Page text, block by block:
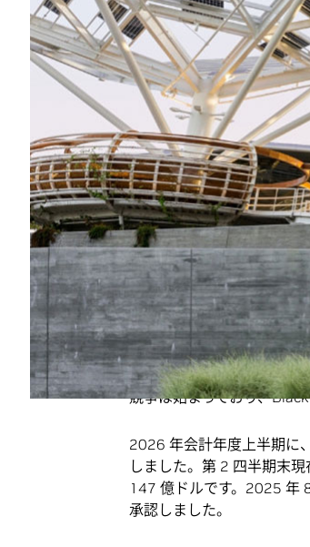
第 2 四半期は、中国の顧
の在庫のうち 1 億 8,000
制約の販売がプラスに寄与
第 2 四半期の売上高総利
万ドルの出荷再開を除外し
第 2 四半期の希薄後 1 株当
た。1 億 8,000 万ドルの出
後 1 株当たりの利益は 1.04
NVIDIA の創業者/CEO で
「Blackwell は、世界が待
す。Blackwell Ultra の生産
NVIDIA NVLink ラックス
ニングと推論のパフォーマ
競争は始まっており、
2026 年会計年度上半期に
しました。第 2 四半期末
147 億ドルです。2025 年
承認しました。